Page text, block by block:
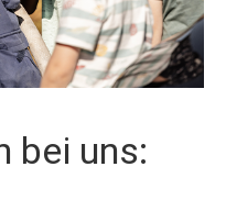
bei uns: